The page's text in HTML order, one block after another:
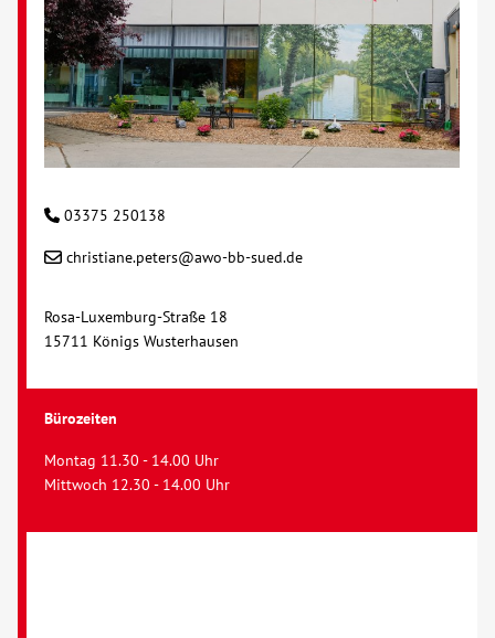
03375 250138
christiane.peters@awo-bb-sued.de
Rosa-Luxemburg-Straße 18
15711 Königs Wusterhausen
Bürozeiten
Montag 11.30 - 14.00 Uhr
Mittwoch 12.30 - 14.00 Uhr